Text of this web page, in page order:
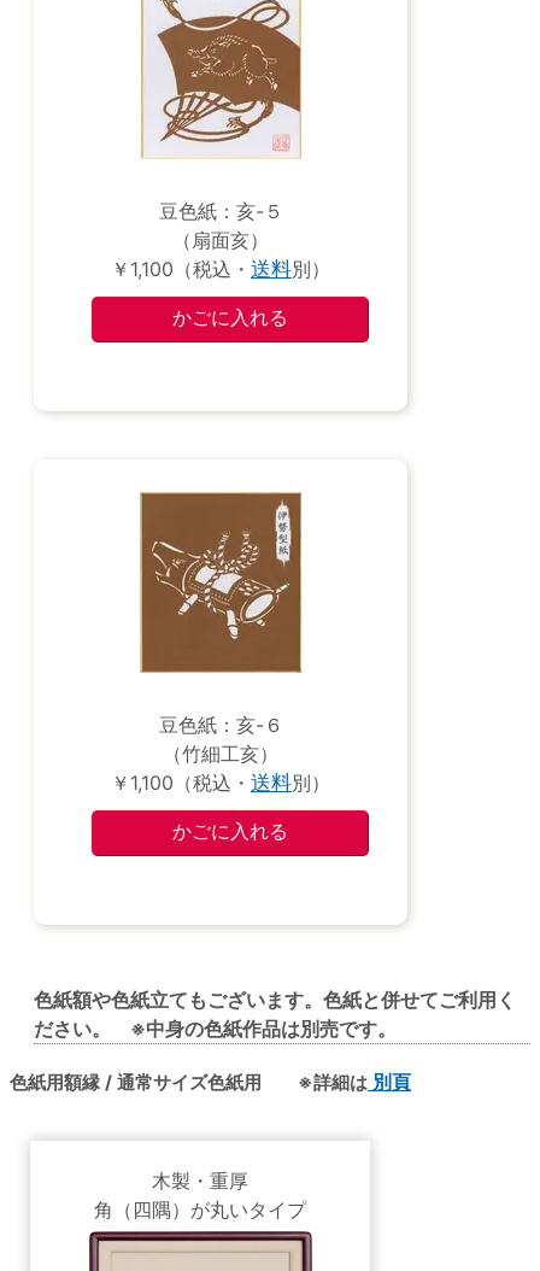
豆色紙：亥-５
（扇面亥）
￥1,100（税込・ 送料別）
豆色紙：亥-６
（竹細工亥）
￥1,100（税込・ 送料別）
色紙額や色紙立てもございます。色紙と併せてご利用く
ださい。 ※中身の色紙作品は別売です。
色紙用額縁 / 通常サイズ色紙用 ※詳細は 別頁
木製・重厚
角（四隅）が丸いタイプ